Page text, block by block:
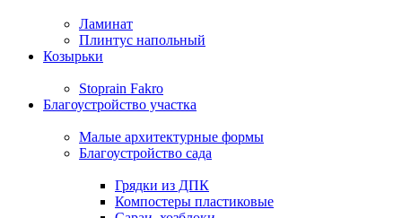
Ламинат
Плинтус напольный
Козырьки
Stoprain Fakro
Благоустройство участка
Малые архитектурные формы
Благоустройство сада
Грядки из ДПК
Компостеры пластиковые